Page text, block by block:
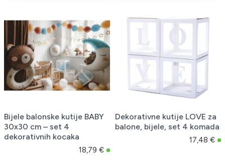
Bijele balonske kutije BABY
30x30 cm – set 4
dekorativnih kocaka
18,79 €
Dekorativne kutije LOVE za
balone, bijele, set 4 komada
17,48 €